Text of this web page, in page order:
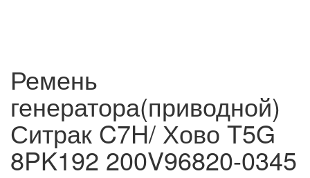
Ремень
генератора(приводной)
Ситрак C7H/ Хово T5G
8PK192 200V96820-0345